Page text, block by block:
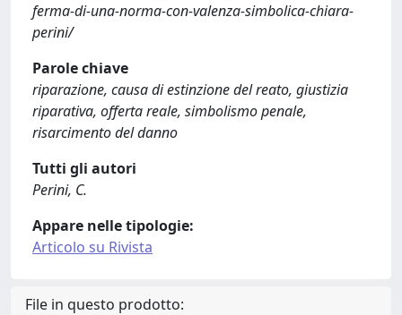
ferma-di-una-norma-con-valenza-simbolica-chiara-
perini/
Parole chiave
riparazione, causa di estinzione del reato, giustizia
riparativa, offerta reale, simbolismo penale,
risarcimento del danno
Tutti gli autori
Perini, C.
Appare nelle tipologie:
Articolo su Rivista
File in questo prodotto: